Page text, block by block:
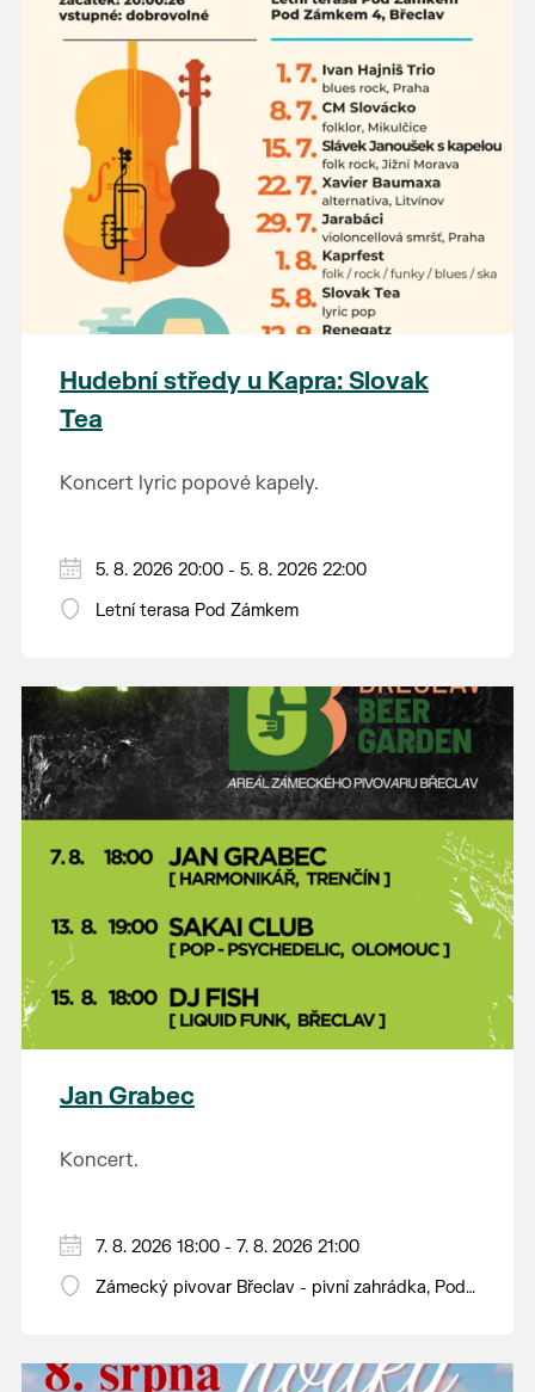
Hudební středy u Kapra: Slovak
Tea
Koncert lyric popové kapely.
5. 8. 2026 20:00 - 5. 8. 2026 22:00
Letní terasa Pod Zámkem
Jan Grabec
Koncert.
7. 8. 2026 18:00 - 7. 8. 2026 21:00
Zámecký pivovar Břeclav - pivní zahrádka, Pod